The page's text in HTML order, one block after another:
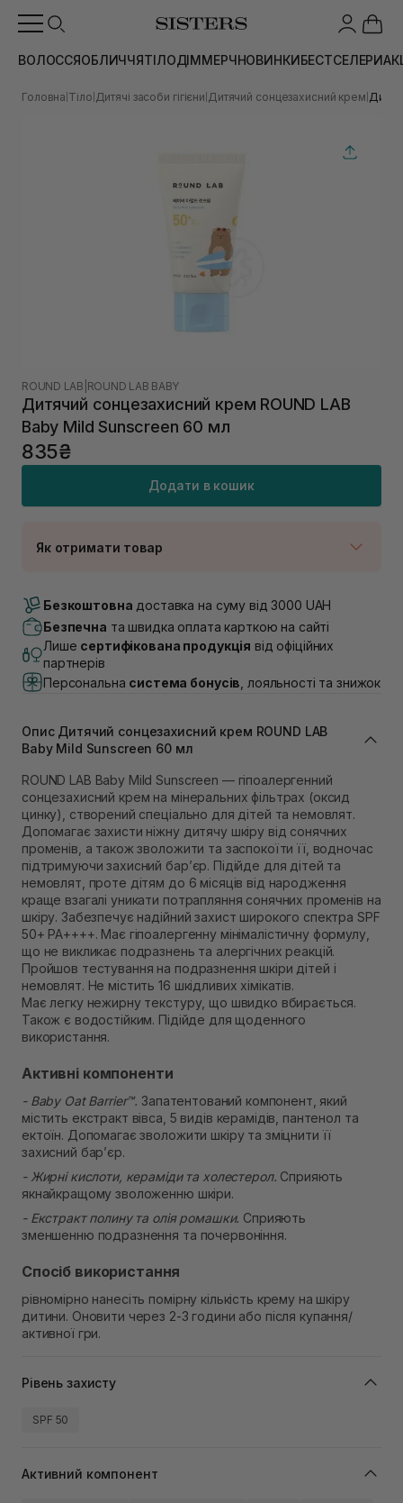
ВОЛОССЯОБЛИЧЧЯТІЛОДІММЕРЧНОВИНКИБЕСТСЕЛЕРИ
Головна Тіло Дитячі засоби гігієни Дитячий сонцезахисний крем
ROUND LAB ROUND LAB BABY
Дитячий сонцезахисний крем ROUND LAB
Baby Mild Sunscreen 60 мл
835₴
Додати в кошик
Як отримати товар
В наявності
Самовивіз м. Луцьк, вул. Винниченка 4
В наявності
Самовивіз м. Львів, вул. Академіка Підстригача, 1В
(Duck’s Lake)
В наявності
Немає в наявності!
Самовивіз м. Львів, вул. Степана Бандери 45
Самовивіз м. Рівне, вул. 16-го Липня, 15
В наявності
Самовивіз м. Рівне, вул. Кулика і Гудачека 23 (ТЦ
Екватор)
Немає в наявності!
Безкоштовна доставка на суму від 3000 UAH
Безпечна та швидка оплата карткою на сайті
Лише сертифікована продукція від офіційних
партнерів
Персональна система бонусів , лояльності та знижок
Опис Дитячий сонцезахисний крем ROUND LAB
Baby Mild Sunscreen 60 мл
ROUND LAB Baby Mild Sunscreen — гіпоалергенний
сонцезахисний крем на мінеральних фільтрах (оксид
цинку), створений спеціально для дітей та немовлят.
Допомагає захисти ніжну дитячу шкіру від сонячних
променів, а також зволожити та заспокоїти її, водночас
підтримуючи захисний бар’єр. Підійде для дітей та
немовлят, проте дітям до 6 місяців від народження
краще взагалі уникати потрапляння сонячних променів на
шкіру. Забезпечує надійний захист широкого спектра SPF
50+ PA++++. Має гіпоалергенну мінімалістичну формулу,
що не викликає подразнень та алергічних реакцій.
Пройшов тестування на подразнення шкіри дітей і
немовлят. Не містить 16 шкідливих хімікатів.
Має легку нежирну текстуру, що швидко вбирається.
Також є водостійким. Підійде для щоденного
використання.
Активні компоненти
- Baby Oat Barrier™. Запатентований компонент, який
містить екстракт вівса, 5 видів керамідів, пантенол та
ектоїн. Допомагає зволожити шкіру та зміцнити її
захисний бар’єр.
- Жирні кислоти, кераміди та холестерол. Сприяють
якнайкращому зволоженню шкіри.
- Екстракт полину та олія ромашки. Сприяють
зменшенню подразнення та почервоніння.
Спосіб використання
рівномірно нанесіть помірну кількість крему на шкіру
дитини. Оновити через 2-3 години або після купання/
активної гри.
Рівень захисту
SPF 50
Активний компонент